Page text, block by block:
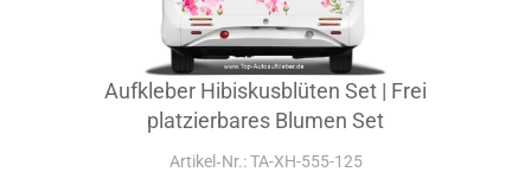
Aufkleber Hibiskusblüten Set | Frei
platzierbares Blumen Set
Artikel‑Nr.: TA-XH-555-125